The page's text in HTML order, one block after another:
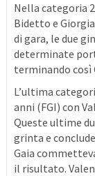
Nella categoria
Bidetto e
di gara, le due
determinate
terminando così
L’ultima
anni (FGI) con
Queste ultime
grinta e
Gaia
il risultato.